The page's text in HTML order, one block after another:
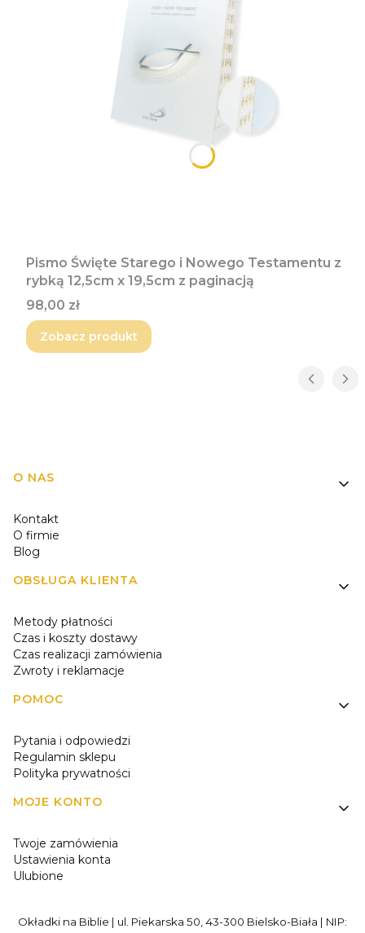
Pismo Święte Starego i Nowego Testamentu z
rybką 12,5cm x 19,5cm z paginacją
Cena
98,00 zł
Zobacz produkt
Linki w stopce
O NAS
Kontakt
O firmie
Blog
OBSŁUGA KLIENTA
Metody płatności
Czas i koszty dostawy
Czas realizacji zamówienia
Zwroty i reklamacje
POMOC
Pytania i odpowiedzi
Regulamin sklepu
Polityka prywatności
MOJE KONTO
Twoje zamówienia
Ustawienia konta
Ulubione
Okładki na Biblie | ul. Piekarska 50, 43-300 Bielsko-Biała | NIP: